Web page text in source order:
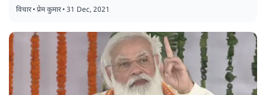
विचार•प्रेम कुमार•31 Dec, 2021